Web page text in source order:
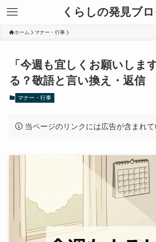
くらしの発見ブ
ホーム マナー・行事
「今週も宜しくお願いしま
る？敬語と言い換え・返信
マナー・行事
当ページのリンクには広告が含まれて